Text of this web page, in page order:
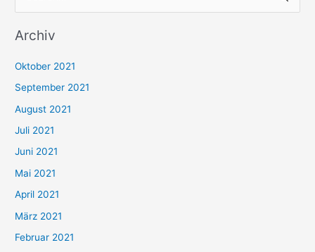
c
n
n
a
c
h
:
Archiv
Oktober 2021
September 2021
August 2021
Juli 2021
Juni 2021
Mai 2021
April 2021
März 2021
Februar 2021